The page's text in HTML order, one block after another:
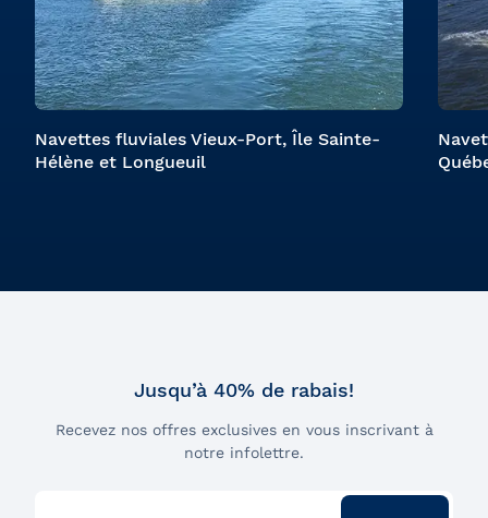
Navettes fluviales Vieux-Port, Île Sainte-
Hélène et Longueuil
Jusqu’à 40% de rabais!
Recevez nos offres exclusives en vous inscrivant à
notre infolettre.